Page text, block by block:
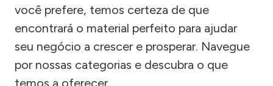
você prefere, temos certeza de que
encontrará o material perfeito para ajudar
seu negócio a crescer e prosperar. Navegue
por nossas categorias e descubra o que
temos a oferecer.